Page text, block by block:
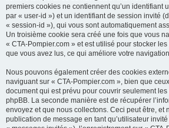
premiers cookies ne contiennent qu’un identifiant
par « user-id ») et un identifiant de session invité
« session-id »), qui vous sont automatiquement
Un troisième cookie sera créé une fois que vous
« CTA-Pompier.com » et est utilisé pour stocker
que vous avez lus, ce qui améliore votre
Nous pouvons également créer des cookies
naviguant sur « CTA-Pompier.com », bien que
document qui est prévu pour couvrir seulement
phpBB. La seconde manière est de récupérer
envoyez et que nous collectons. Ceci peut être, et
publication de message en tant qu’utilisateur